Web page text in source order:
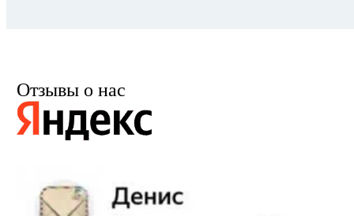
Отзывы о нас